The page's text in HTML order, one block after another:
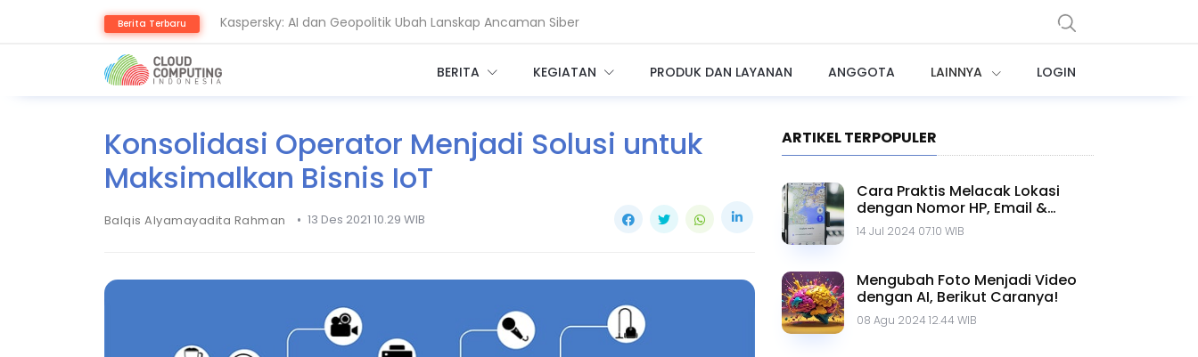
Berita Terbaru Kaspersky: AI dan Geopolitik Ubah Lanskap Ancaman Siber
Ransomware Meningkat, Pakar Telkom Minta Zero Trust Diperkuat
BERITA KEGIATAN PRODUK DAN LAYANAN ANGGOTA LAINNYA LOGIN
Konsolidasi Operator Menjadi Solusi untuk
Maksimalkan Bisnis IoT
Balqis Alyamayadita Rahman • 13 Des 2021 10.29 WIB
ARTIKEL TERPOPULER
Cara Praktis Melacak Lokasi
dengan Nomor HP, Email &
Google Maps
14 Jul 2024 07.10 WIB
Mengubah Foto Menjadi Video
dengan AI, Berikut Caranya!
08 Agu 2024 12.44 WIB